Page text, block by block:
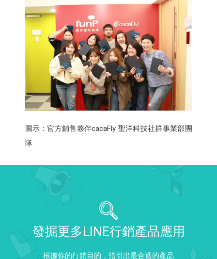
圖示：官方銷售夥伴cacaFly 聖洋科技社群事業部團
隊
發掘更多LINE行銷產品應用
根據你的行銷目的，指引出最合適的產品